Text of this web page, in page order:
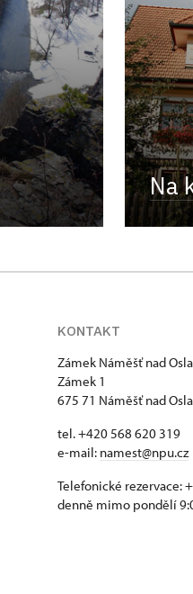
Na
KONTAKT
Zámek Náměšť nad
Zámek 1
675 71 Náměšť nad
tel. +420 568 620 319
e-mail: namest@npu.cz
Telefonické rezervace:
denně mimo pondělí